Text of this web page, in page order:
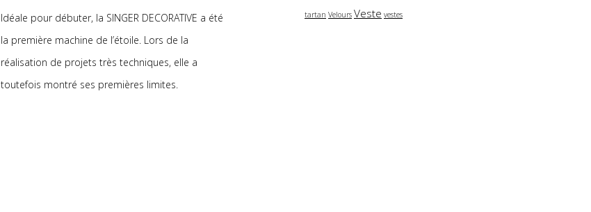
Idéale pour débuter, la SINGER DECORATIVE a été
la première machine de l’étoile. Lors de la
réalisation de projets très techniques, elle a
toutefois montré ses premières limites.
tartan Velours Veste vestes